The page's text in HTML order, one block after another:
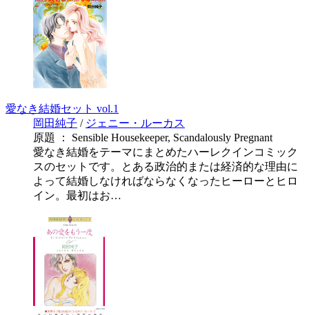
愛なき結婚セット vol.1
岡田純子 / ジェニー・ルーカス
原題 ： Sensible Housekeeper, Scandalously Pregnant
愛なき結婚をテーマにまとめたハーレクインコミック
スのセットです。とある政治的または経済的な理由に
よって結婚しなければならなくなったヒーローとヒロ
イン。最初はお…